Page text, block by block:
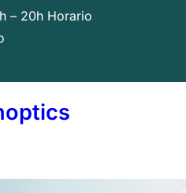
– 20h Horario